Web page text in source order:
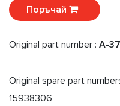
Поръчай
Original part number : A-
Original spare part
15938306